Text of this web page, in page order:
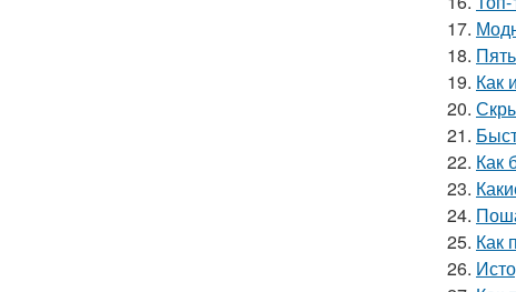
17.
18.
19. Как
20.
21.
22. Как
23.
24.
25. Как
26.